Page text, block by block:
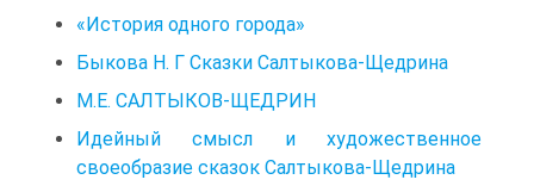
«История одного города»
Быкова Н. Г Сказки Салтыкова‑Щедрина
М.Е. САЛТЫКОВ-ЩЕДРИН
Идейный смысл и художественное
своеобразие сказок Салтыкова‑Щедрина